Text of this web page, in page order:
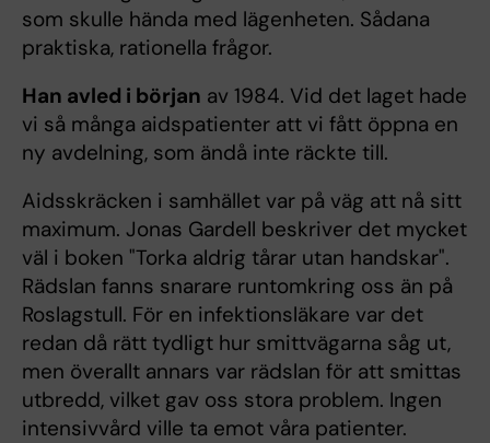
som skulle hända med lägenheten. Sådana
praktiska, rationella frågor.
Han avled i början av 1984. Vid det laget hade
vi så många aidspatienter att vi fått öppna en
ny avdelning, som ändå inte räckte till.
Aidsskräcken i samhället var på väg att nå sitt
maximum. Jonas Gardell beskriver det mycket
väl i boken "Torka aldrig tårar utan handskar".
Rädslan fanns snarare runtomkring oss än på
Roslagstull. För en infektionsläkare var det
redan då rätt tydligt hur smittvägarna såg ut,
men överallt annars var rädslan för att smittas
utbredd, vilket gav oss stora problem. Ingen
intensivvård ville ta emot våra patienter.